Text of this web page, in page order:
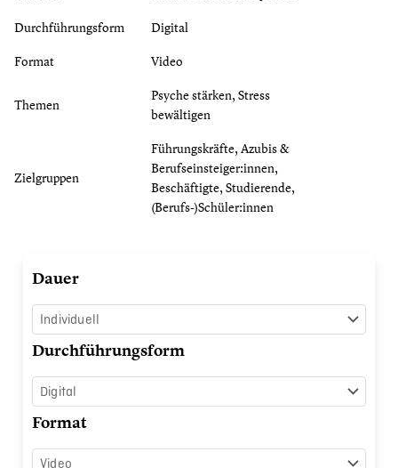
Durchführungsform
Digital
Format
Video
Themen
Psyche stärken, Stress
bewältigen
Zielgruppen
Führungskräfte, Azubis &
Berufseinsteiger:innen,
Beschäftigte, Studierende,
(Berufs-)Schüler:innen
Dauer
Durchführungsform
Format
Stress
Menge